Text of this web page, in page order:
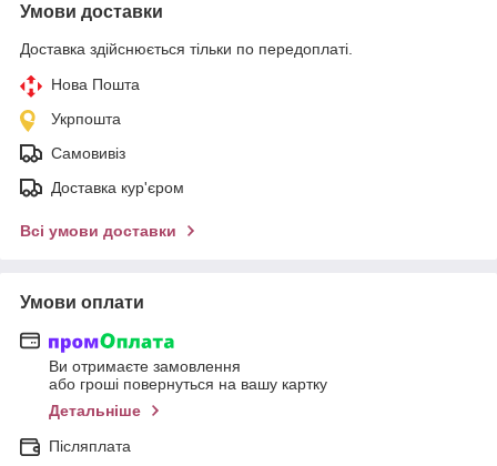
Умови доставки
Доставка здійснюється тільки по передоплаті.
Нова Пошта
Укрпошта
Самовивіз
Доставка кур'єром
Всі умови доставки
Умови оплати
Ви отримаєте замовлення
або гроші повернуться на вашу картку
Детальніше
Післяплата